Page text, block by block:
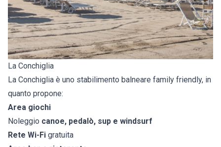
La Conchiglia
La Conchiglia è uno stabilimento balneare family friendly, in
quanto propone:
Area giochi
Noleggio canoe, pedalò, sup e windsurf
Rete Wi-Fi gratuita